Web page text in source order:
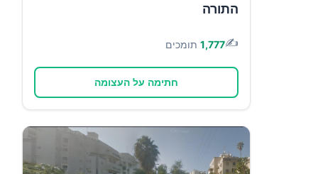
התורה
✍️
1,777 תומכים
חתימה על העצומה